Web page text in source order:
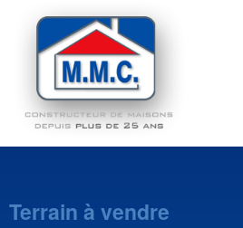
Terrain à vendre